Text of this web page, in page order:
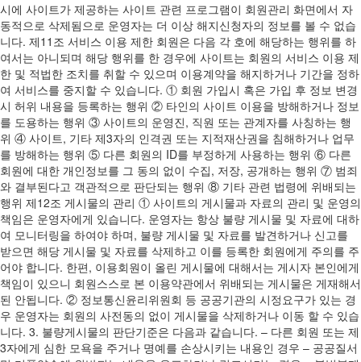
시에 사이트가 제공하는 사이트 관련 프로그램이 회원관리 화면에서 자
동적으로 삭제됨으로 운영자는 더 이상 해지신청자의 정보를 볼 수 없습
니다. 제11조 서비스 이용 제한 회원은 다음 각 호에 해당하는 행위를 하
여서는 아니되며 해당 행위를 한 경우에 사이트는 회원의 서비스 이용 제
한 및 적법한 조치를 취할 수 있으며 이용계약을 해지하거나 기간을 정하
여 서비스를 중지할 수 있습니다. ① 회원 가입시 혹은 가입 후 정보 변경
시 허위 내용을 등록하는 행위 ② 타인의 사이트 이용을 방해하거나 정보
를 도용하는 행위 ③ 사이트의 운영진, 직원 또는 관계자를 사칭하는 행
위 ④ 사이트, 기타 제3자의 인격권 또는 지적재산권을 침해하거나 업무
를 방해하는 행위 ⑤ 다른 회원의 ID를 부정하게 사용하는 행위 ⑥ 다른
회원에 대한 개인정보를 그 동의 없이 수집, 저장, 공개하는 행위 ⑦ 범죄
와 결부된다고 객관적으로 판단되는 행위 ⑧ 기타 관련 법령에 위배되는
행위 제12조 게시물의 관리 ① 사이트의 게시물과 자료의 관리 및 운영의
책임은 운영자에게 있습니다. 운영자는 항상 불량 게시물 및 자료에 대하
여 모니터링을 하여야 하며, 불량 게시물 및 자료를 발견하거나 신고를
받으면 해당 게시물 및 자료를 삭제하고 이를 등록한 회원에게 주의를 주
어야 합니다. 한편, 이용회원이 올린 게시물에 대해서는 게시자 본인에게
책임이 있으니 회원스스로 본 이용약관에서 위배되는 게시물은 게재해서
된 안됩니다. ② 정보통신윤리위원회 등 공공기관의 시정요구가 있는 경
우 운영자는 회원의 사전동의 없이 게시물을 삭제하거나 이동 할 수 있습
니다. 3. 불량게시물의 판단기준은 다음과 같습니다. – 다른 회원 또는 제
3자에게 심한 모욕을 주거나 명예를 손상시키는 내용인 경우 – 공공질서